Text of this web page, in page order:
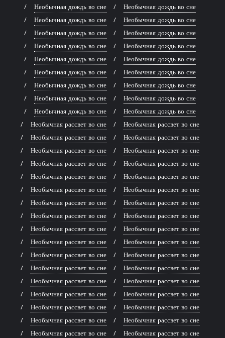
Необычная дождь во сне
Необычная дождь во сне
Необычная дождь во сне
Необычная дождь во сне
Необычная дождь во сне
Необычная дождь во сне
Необычная дождь во сне
Необычная дождь во сне
Необычная дождь во сне
Необычная дождь во сне
Необычная дождь во сне
Необычная дождь во сне
Необычная дождь во сне
Необычная дождь во сне
Необычная дождь во сне
Необычная дождь во сне
Необычная дождь во сне
Необычная дождь во сне
Необычная рассвет во сне
Необычная рассвет во сне
Необычная рассвет во сне
Необычная рассвет во сне
Необычная рассвет во сне
Необычная рассвет во сне
Необычная рассвет во сне
Необычная рассвет во сне
Необычная рассвет во сне
Необычная рассвет во сне
Необычная рассвет во сне
Необычная рассвет во сне
Необычная рассвет во сне
Необычная рассвет во сне
Необычная рассвет во сне
Необычная рассвет во сне
Необычная рассвет во сне
Необычная рассвет во сне
Необычная рассвет во сне
Необычная рассвет во сне
Необычная рассвет во сне
Необычная рассвет во сне
Необычная рассвет во сне
Необычная рассвет во сне
Необычная рассвет во сне
Необычная рассвет во сне
Необычная рассвет во сне
Необычная рассвет во сне
Необычная рассвет во сне
Необычная рассвет во сне
Необычная рассвет во сне
Необычная рассвет во сне
Необычная рассвет во сне
Необычная рассвет во сне